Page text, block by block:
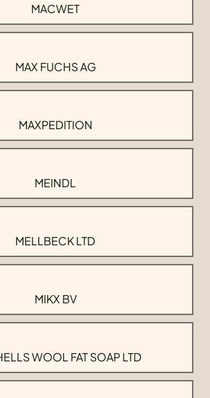
MACWET
MAX FUCHS AG
MAXPEDITION
MEINDL
MELLBECK LTD
MIKX BV
WOOL FAT SOAP LTD